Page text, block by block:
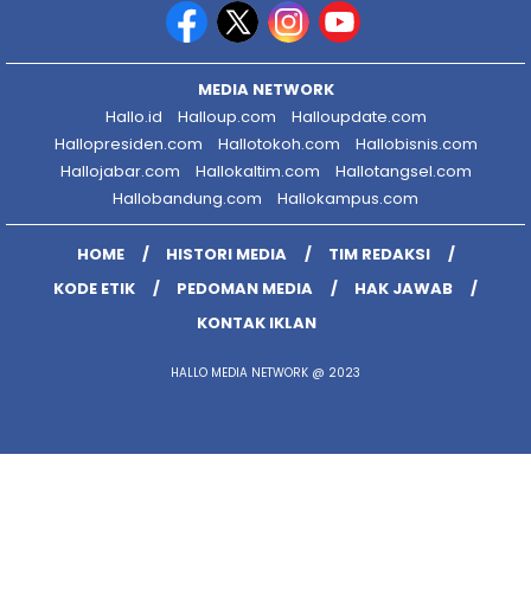
MEDIA NETWORK
Hallo.id
Halloup.com
Halloupdate.com
Hallopresiden.com
Hallotokoh.com
Hallobisnis.com
Hallojabar.com
Hallokaltim.com
Hallotangsel.com
Hallobandung.com
Hallokampus.com
HOME HISTORI MEDIA
TIM REDAKSI
KODE ETIK
PEDOMAN MEDIA
HAK JAWAB
KONTAK IKLAN
HALLO MEDIA NETWORK @ 2023